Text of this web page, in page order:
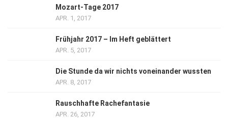
Mozart-Tage 2017
APR. 1, 2017
Frühjahr 2017 – Im Heft geblättert
APR. 5, 2017
Die Stunde da wir nichts voneinander wussten
APR. 8, 2017
Rauschhafte Rachefantasie
APR. 26, 2017